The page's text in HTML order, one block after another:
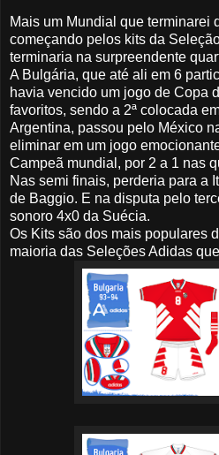
Mais um Mundial que terminarei
começando pelos kits da
terminaria na surpreendente
A Bulgária, que até ali em 6
havia vencido um jogo de Copa
favoritos, sendo a 2ª colocada
Argentina, passou pelo México
eliminar em um jogo
Campeã mundial, por 2 a 1 nas
Nas semi finais, perderia para a
de Baggio. E na disputa pelo
sonoro 4x0 da Suécia.
Os Kits são dos mais populares
maioria das Seleções Adidas